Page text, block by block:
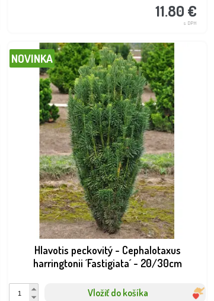
- Prunus
skladom
32.00 €
Borievka čínska - Juniperus
Chinensis Stricta - ...
Dostupnosť:
s DPH
11.80 €
s DPH
Hlavotis peckovitý - Cephalotaxus
harringtonii ´Fastigiata´ - 20/30cm
NOVINKA
Vložiť do košíka